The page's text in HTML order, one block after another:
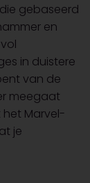
gebaseerd
en
in duistere
van de
meegaat
Marvel-
je